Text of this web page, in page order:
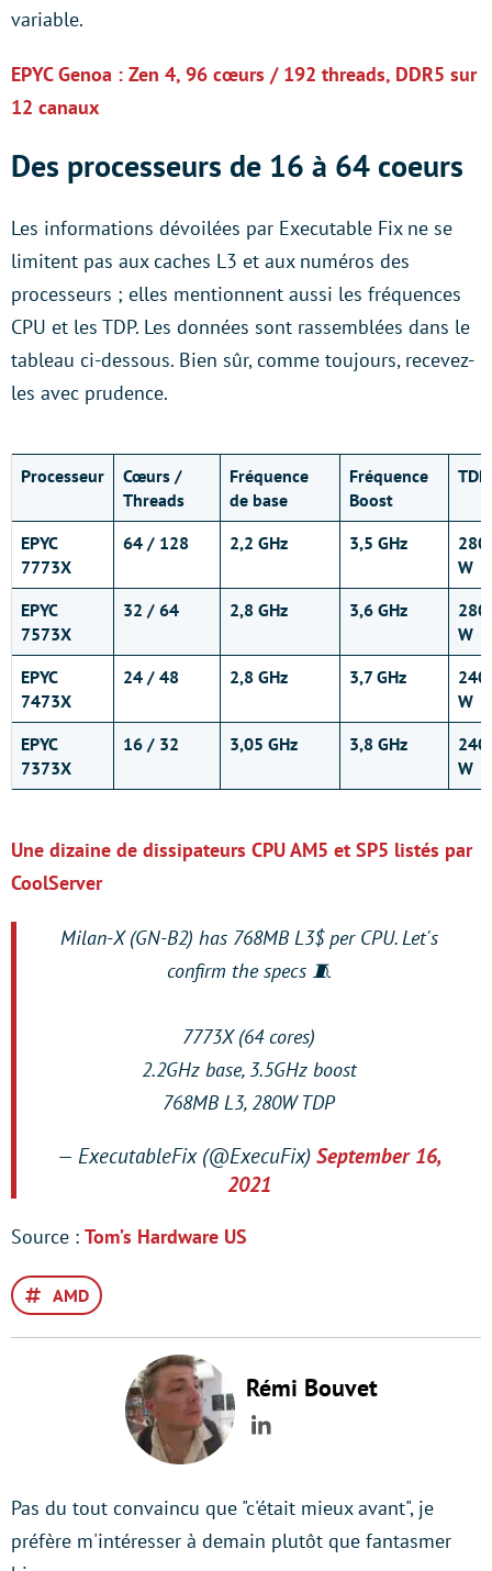
variable.
EPYC Genoa : Zen 4, 96 cœurs / 192 threads, DDR5 sur
12 canaux
Des processeurs de 16 à 64 coeurs
Les informations dévoilées par Executable Fix ne se
limitent pas aux caches L3 et aux numéros des
processeurs ; elles mentionnent aussi les fréquences
CPU et les TDP. Les données sont rassemblées dans le
tableau ci-dessous. Bien sûr, comme toujours, recevez-
les avec prudence.
Processeur
Cœurs /
Threads
Fréquence
de base
Fréquence
Boost
TDP
EPYC
7773X
64 / 128 2,2 GHz 3,5 GHz
280
W
EPYC
7573X
32 / 64 2,8 GHz 3,6 GHz
280
W
EPYC
7473X
24 / 48 2,8 GHz 3,7 GHz
240
W
EPYC
7373X
16 / 32 3,05 GHz 3,8 GHz
240
W
Une dizaine de dissipateurs CPU AM5 et SP5 listés par
CoolServer
Milan-X (GN-B2) has 768MB L3$ per CPU. Let's
confirm the specs 🧵
7773X (64 cores)
2.2GHz base, 3.5GHz boost
768MB L3, 280W TDP
— ExecutableFix (@ExecuFix) September 16,
2021
Source : Tom’s Hardware US
AMD
Rémi Bouvet
LinkedIn
Pas du tout convaincu que "c'était mieux avant", je
préfère m'intéresser à demain plutôt que fantasmer